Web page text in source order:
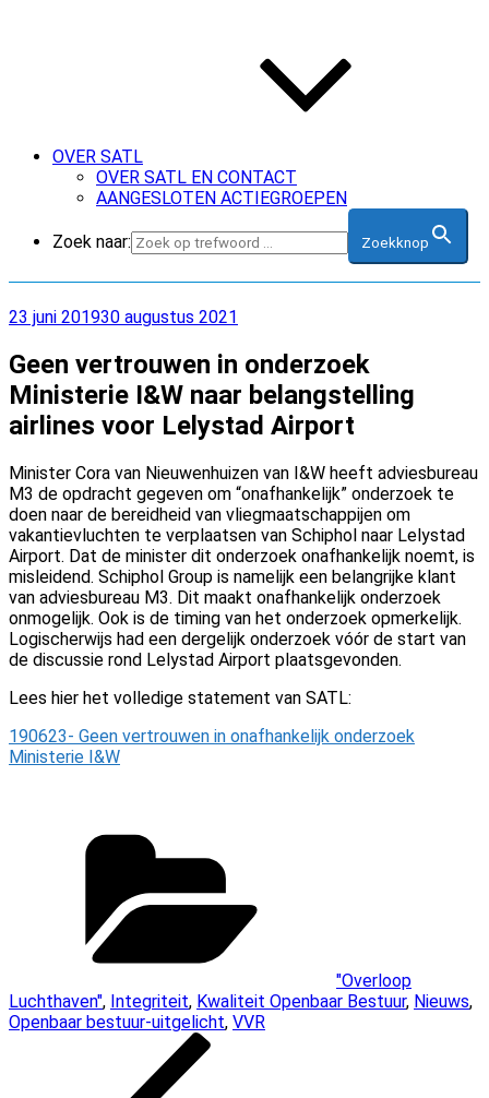
OVER SATL
OVER SATL EN CONTACT
AANGESLOTEN ACTIEGROEPEN
Zoek naar: Zoekknop
Geplaatst
23 juni 201930 augustus 2021
Geen vertrouwen in onderzoek
Ministerie I&W naar belangstelling
airlines voor Lelystad Airport
Minister Cora van Nieuwenhuizen van I&W heeft adviesbureau
M3 de opdracht gegeven om “onafhankelijk” onderzoek te
doen naar de bereidheid van vliegmaatschappijen om
vakantievluchten te verplaatsen van Schiphol naar Lelystad
Airport. Dat de minister dit onderzoek onafhankelijk noemt, is
misleidend. Schiphol Group is namelijk een belangrijke klant
van adviesbureau M3. Dit maakt onafhankelijk onderzoek
onmogelijk. Ook is de timing van het onderzoek opmerkelijk.
Logischerwijs had een dergelijk onderzoek vóór de start van
de discussie rond Lelystad Airport plaatsgevonden.
Lees hier het volledige statement van SATL:
190623- Geen vertrouwen in onafhankelijk onderzoek
Ministerie I&W
"Overloop
Luchthaven", Integriteit, Kwaliteit Openbaar Bestuur, Nieuws,
Openbaar bestuur-uitgelicht, VVR